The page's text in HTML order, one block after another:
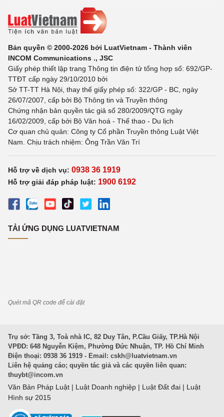
Bản quyền © 2000-2026 bởi LuatVietnam - Thành viên
INCOM Communications ., JSC
Giấy phép thiết lập trang Thông tin điện tử tổng hợp số: 692/GP-
TTĐT cấp ngày 29/10/2010 bởi
Sở TT-TT Hà Nội, thay thế giấy phép số: 322/GP - BC, ngày
26/07/2007, cấp bởi Bộ Thông tin và Truyền thông
Chứng nhận bản quyền tác giả số 280/2009/QTG ngày
16/02/2009, cấp bởi Bộ Văn hoá - Thể thao - Du lịch
Cơ quan chủ quản: Công ty Cổ phần Truyền thông Luật Việt
Nam. Chịu trách nhiệm: Ông Trần Văn Trí
Hỗ trợ về dịch vụ: 0938 36 1919
Hỗ trợ giải đáp pháp luật: 1900 6192
TẢI ỨNG DỤNG LUATVIETNAM
Quét mã QR code để cài đặt
Trụ sở: Tầng 3, Toà nhà IC, 82 Duy Tân, P.Cầu Giấy, TP.Hà Nội
VPĐD: 648 Nguyễn Kiệm, Phường Đức Nhuận, TP. Hồ Chí Minh
Điện thoại: 0938 36 1919 - Email: cskh@luatvietnam.vn
Liên hệ quảng cáo; quyền tác giả và các quyền liên quan:
thuybt@incom.vn
Văn Bản Pháp Luật | Luật Doanh nghiệp | Luật Đất đai | Luật
Hình sự 2015